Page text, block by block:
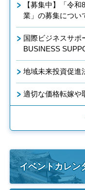
【募集中】「令
業」の募集につい
国際ビジネスサポ
BUSINESS
地域未来投資促進
適切な価格転嫁や
イベントカレン